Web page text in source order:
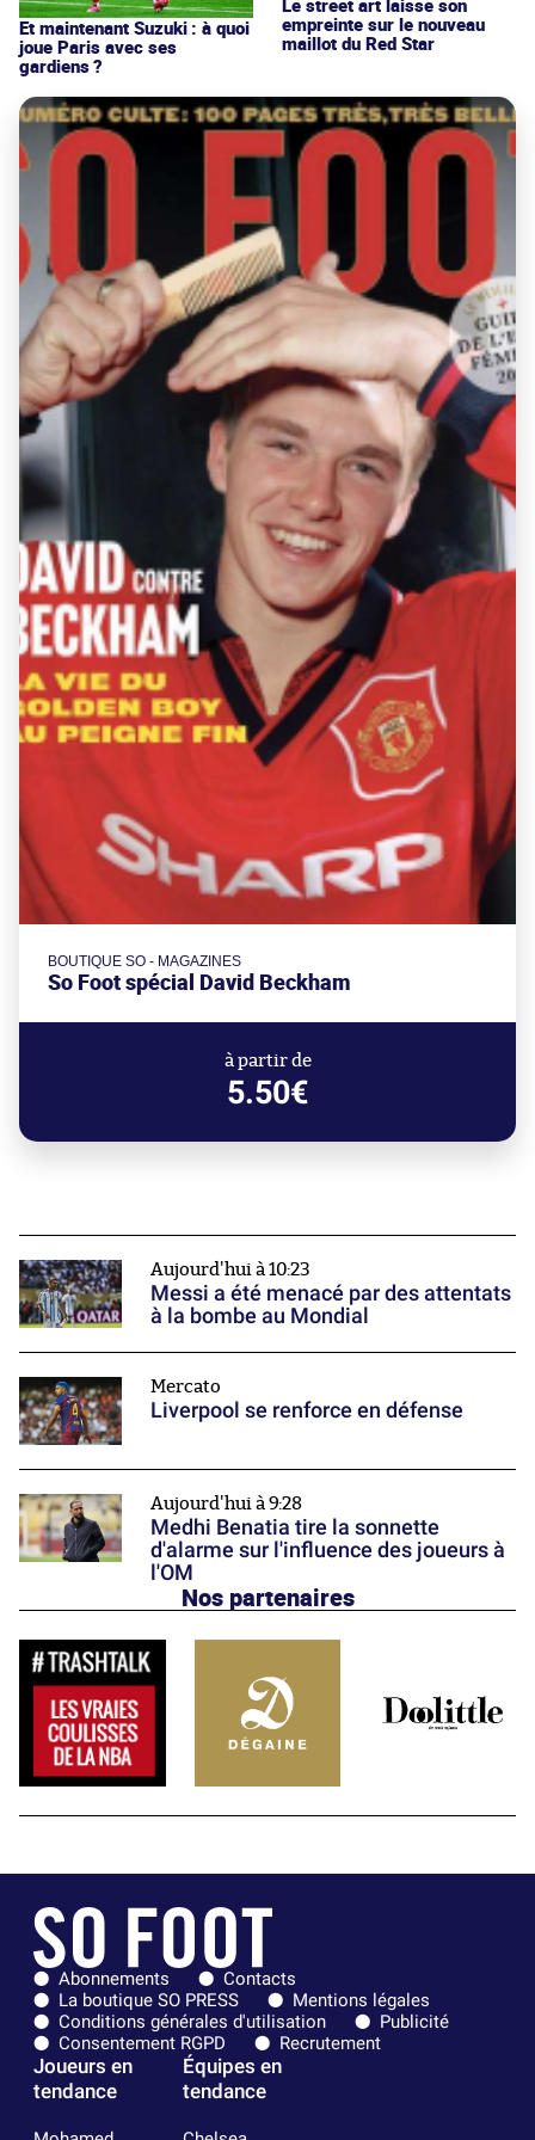
Et maintenant Suzuki : à quoi
joue Paris avec ses
gardiens ?
empreinte sur le nouveau
maillot du Red Star
BOUTIQUE SO - MAGAZINES
So Foot spécial David Beckham
à partir de
5.50€
Aujourd'hui à 10:23
Messi a été menacé par des attentats
à la bombe au Mondial
Mercato
Liverpool se renforce en défense
Aujourd'hui à 9:28
Medhi Benatia tire la sonnette
d'alarme sur l'influence des joueurs à
l'OM
Nos partenaires
Abonnements
Contacts
La boutique SO PRESS
Mentions légales
Conditions générales d'utilisation
Publicité
Consentement RGPD
Recrutement
Joueurs en
tendance
Équipes en
tendance